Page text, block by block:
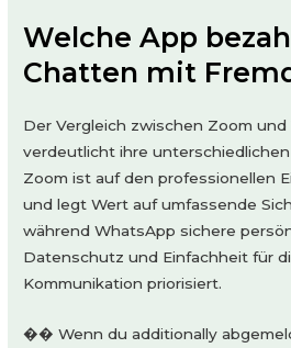
Welche App
Chatten mit
Der Vergleich zwischen Zoom
verdeutlicht ihre
Zoom ist auf den professionellen
und legt Wert auf umfassende
während WhatsApp sichere
Datenschutz und Einfachheit für
Kommunikation priorisiert.
�� Wenn du additionally